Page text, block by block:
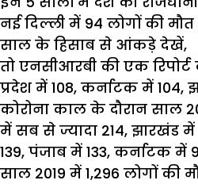
नई दिल्ली में 94 लोगों की
साल के हिसाब से आंकड़े देखें,
तो एनसीआरबी की एक
प्रदेश में 108, कर्नाटक में 104,
कोरोना काल के दौरान साल
में सब से ज्यादा 214, झारखंड में
139, पंजाब में 133, कर्नाटक
साल 2019 में 1,296 लोगों की